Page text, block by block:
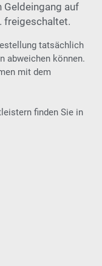
Geldeingang auf
freigeschaltet.
tatsächlich
abweichen können.
mit dem
finden Sie in